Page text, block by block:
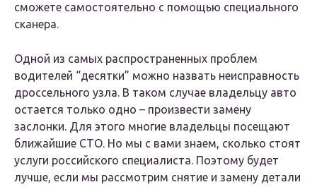
сможете самостоятельно с помощью специального
сканера.
Одной из самых распространенных проблем
водителей “десятки” можно назвать неисправность
дроссельного узла. В таком случае владельцу авто
остается только одно – произвести замену
заслонки. Для этого многие владельцы посещают
ближайшие СТО. Но мы с вами знаем, сколько стоят
услуги российского специалиста. Поэтому будет
лучше, если мы рассмотрим снятие и замену детали